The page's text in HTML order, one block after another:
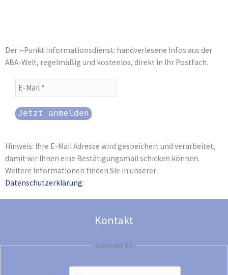
Der i-Punkt Informationsdienst: handverlesene Infos aus der
ABA-Welt, regelmäßig und kostenlos, direkt in Ihr Postfach.
Hinweis: Ihre E-Mail Adresse wird gespeichert und verarbeitet,
damit wir Ihnen eine Bestätigungsmail schicken können.
Weitere Informationen finden Sie in unserer
Datenschutzerklärung.
Kontakt
kontakt 01